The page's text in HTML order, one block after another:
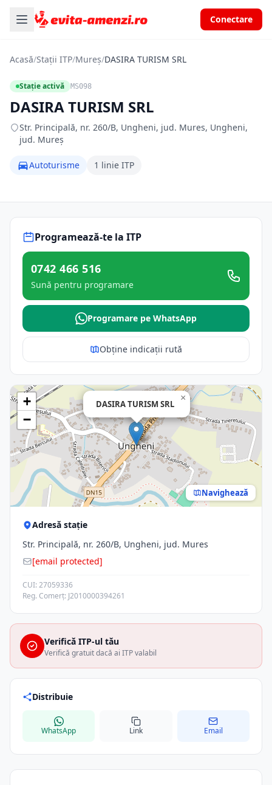
Conectare
Acasă/Stații ITP/Mureș/DASIRA TURISM SRL
Stație activă MS098
DASIRA TURISM SRL
Str. Principală, nr. 260/B, Ungheni, jud. Mures, Ungheni,
jud. Mureș
Autoturisme 1 linie ITP
Programează-te la ITP
0742 466 516
Sună pentru programare
Programare pe WhatsApp
Obține indicații rută
DASIRA TURISM SRL
×
+
−
Navighează
Adresă stație
Str. Principală, nr. 260/B, Ungheni, jud. Mures
[email protected]
CUI: 27059336
Reg. Comerț: J2010000394261
Verifică ITP-ul tău
Verifică gratuit dacă ai ITP valabil
Distribuie
WhatsApp Link Email